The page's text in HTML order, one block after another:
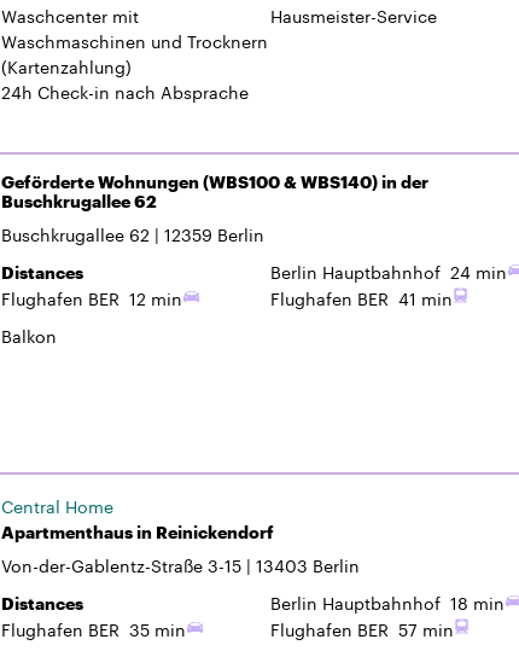
Waschcenter mit
Waschmaschinen und Trocknern
(Kartenzahlung)
Hausmeister-Service
24h Check-in nach Absprache
Geförderte Wohnungen (WBS100 & WBS140) in der
Buschkrugallee 62
Buschkrugallee 62 12359 Berlin
Distances Berlin Hauptbahnhof 24 min
Flughafen BER 12 min Flughafen BER 41 min
Balkon
Central Home
Apartmenthaus in Reinickendorf
Von-der-Gablentz-Straße 3-15 13403 Berlin
Distances Berlin Hauptbahnhof 18 min
Flughafen BER 35 min Flughafen BER 57 min